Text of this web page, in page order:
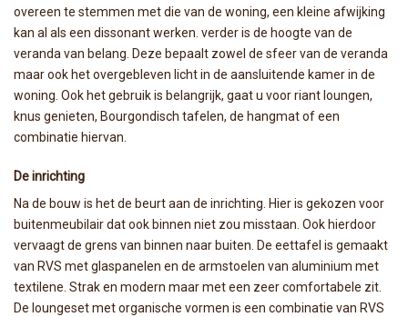
overeen te stemmen met die van de woning, een kleine afwijking
kan al als een dissonant werken. verder is de hoogte van de
veranda van belang. Deze bepaalt zowel de sfeer van de veranda
maar ook het overgebleven licht in de aansluitende kamer in de
woning. Ook het gebruik is belangrijk, gaat u voor riant loungen,
knus genieten, Bourgondisch tafelen, de hangmat of een
combinatie hiervan.
De inrichting
Na de bouw is het de beurt aan de inrichting. Hier is gekozen voor
buitenmeubilair dat ook binnen niet zou misstaan. Ook hierdoor
vervaagt de grens van binnen naar buiten. De eettafel is gemaakt
van RVS met glaspanelen en de armstoelen van aluminium met
textilene. Strak en modern maar met een zeer comfortabele zit.
De loungeset met organische vormen is een combinatie van RVS